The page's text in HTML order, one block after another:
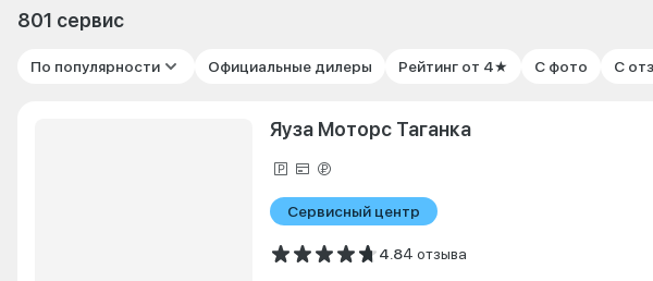
801 сервис
По популярности Официальные дилеры Рейтинг от 4★ С фото С
Яуза Моторс Таганка
Сервисный центр
4.84 отзыва